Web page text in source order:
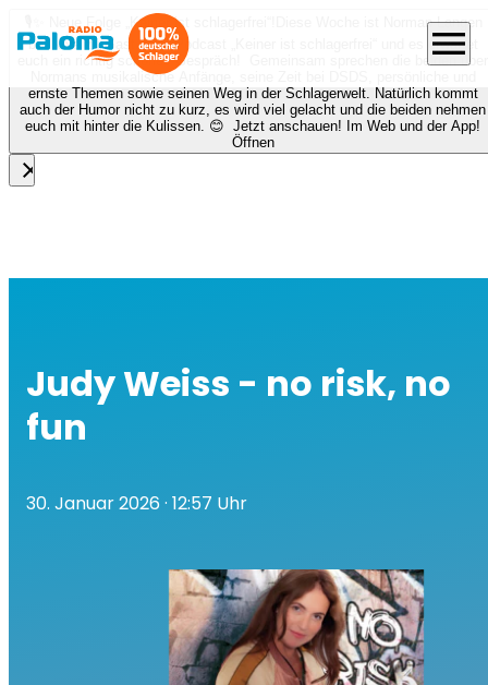
🎙️✨ Neue Folge „Keiner ist schlagerfrei“!
Diese Woche ist Norman Langen
bei Nora zu Gast beim Podcast „Keiner ist schlagerfrei“ und es erwartet
euch ein richtig schönes Gespräch! Gemeinsam sprechen die beiden über
Normans musikalische Anfänge, seine Zeit bei DSDS, persönliche und
ernste Themen sowie seinen Weg in der Schlagerwelt. Natürlich kommt
auch der Humor nicht zu kurz, es wird viel gelacht und die beiden nehmen
euch mit hinter die Kulissen. 😊 Jetzt anschauen! Im Web und der App!
Öffnen
close
menu
Judy Weiss - no risk, no
fun
30. Januar 2026 · 12:57 Uhr